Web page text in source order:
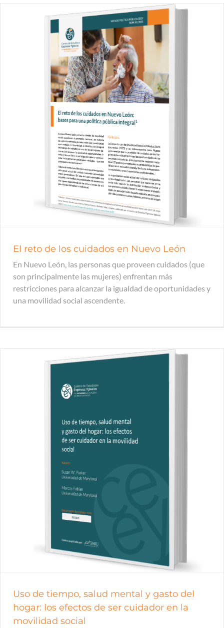
El reto de los cuidados en Nuevo León
En Nuevo León, las personas que proveen cuidados (que
son principalmente las mujeres) enfrentan más
restricciones para alcanzar la igualdad de oportunidades y
una movilidad social ascendente.
Uso de tiempo, salud mental y gasto del
hogar: los efectos de ser cuidador en la
movilidad social